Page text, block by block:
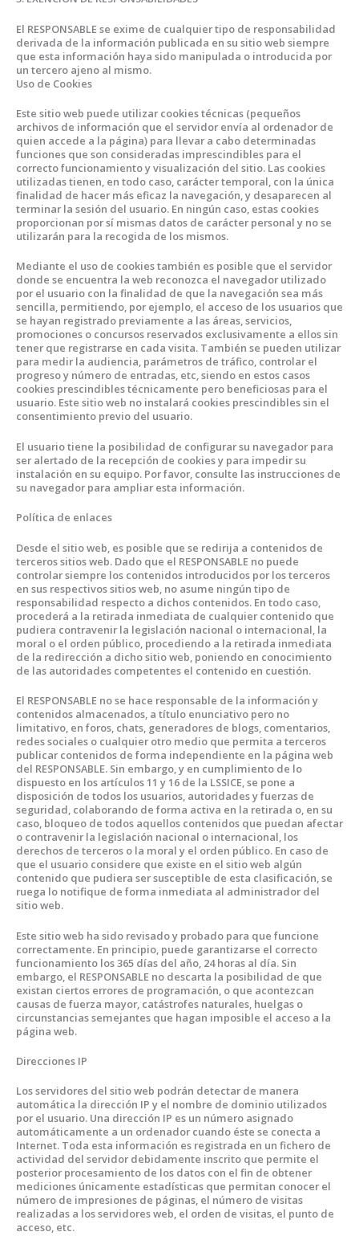
El RESPONSABLE se exime de cualquier tipo de responsabilidad
derivada de la información publicada en su sitio web siempre
que esta información haya sido manipulada o introducida por
un tercero ajeno al mismo.
Uso de Cookies
Este sitio web puede utilizar cookies técnicas (pequeños
archivos de información que el servidor envía al ordenador de
quien accede a la página) para llevar a cabo determinadas
funciones que son consideradas imprescindibles para el
correcto funcionamiento y visualización del sitio. Las cookies
utilizadas tienen, en todo caso, carácter temporal, con la única
finalidad de hacer más eficaz la navegación, y desaparecen al
terminar la sesión del usuario. En ningún caso, estas cookies
proporcionan por sí mismas datos de carácter personal y no se
utilizarán para la recogida de los mismos.
Mediante el uso de cookies también es posible que el servidor
donde se encuentra la web reconozca el navegador utilizado
por el usuario con la finalidad de que la navegación sea más
sencilla, permitiendo, por ejemplo, el acceso de los usuarios que
se hayan registrado previamente a las áreas, servicios,
promociones o concursos reservados exclusivamente a ellos sin
tener que registrarse en cada visita. También se pueden utilizar
para medir la audiencia, parámetros de tráfico, controlar el
progreso y número de entradas, etc, siendo en estos casos
cookies prescindibles técnicamente pero beneficiosas para el
usuario. Este sitio web no instalará cookies prescindibles sin el
consentimiento previo del usuario.
El usuario tiene la posibilidad de configurar su navegador para
ser alertado de la recepción de cookies y para impedir su
instalación en su equipo. Por favor, consulte las instrucciones de
su navegador para ampliar esta información.
Política de enlaces
Desde el sitio web, es posible que se redirija a contenidos de
terceros sitios web. Dado que el RESPONSABLE no puede
controlar siempre los contenidos introducidos por los terceros
en sus respectivos sitios web, no asume ningún tipo de
responsabilidad respecto a dichos contenidos. En todo caso,
procederá a la retirada inmediata de cualquier contenido que
pudiera contravenir la legislación nacional o internacional, la
moral o el orden público, procediendo a la retirada inmediata
de la redirección a dicho sitio web, poniendo en conocimiento
de las autoridades competentes el contenido en cuestión.
El RESPONSABLE no se hace responsable de la información y
contenidos almacenados, a título enunciativo pero no
limitativo, en foros, chats, generadores de blogs, comentarios,
redes sociales o cualquier otro medio que permita a terceros
publicar contenidos de forma independiente en la página web
del RESPONSABLE. Sin embargo, y en cumplimiento de lo
dispuesto en los artículos 11 y 16 de la LSSICE, se pone a
disposición de todos los usuarios, autoridades y fuerzas de
seguridad, colaborando de forma activa en la retirada o, en su
caso, bloqueo de todos aquellos contenidos que puedan afectar
o contravenir la legislación nacional o internacional, los
derechos de terceros o la moral y el orden público. En caso de
que el usuario considere que existe en el sitio web algún
contenido que pudiera ser susceptible de esta clasificación, se
ruega lo notifique de forma inmediata al administrador del
sitio web.
Este sitio web ha sido revisado y probado para que funcione
correctamente. En principio, puede garantizarse el correcto
funcionamiento los 365 días del año, 24 horas al día. Sin
embargo, el RESPONSABLE no descarta la posibilidad de que
existan ciertos errores de programación, o que acontezcan
causas de fuerza mayor, catástrofes naturales, huelgas o
circunstancias semejantes que hagan imposible el acceso a la
página web.
Direcciones IP
Los servidores del sitio web podrán detectar de manera
automática la dirección IP y el nombre de dominio utilizados
por el usuario. Una dirección IP es un número asignado
automáticamente a un ordenador cuando éste se conecta a
Internet. Toda esta información es registrada en un fichero de
actividad del servidor debidamente inscrito que permite el
posterior procesamiento de los datos con el fin de obtener
mediciones únicamente estadísticas que permitan conocer el
número de impresiones de páginas, el número de visitas
realizadas a los servidores web, el orden de visitas, el punto de
acceso, etc.